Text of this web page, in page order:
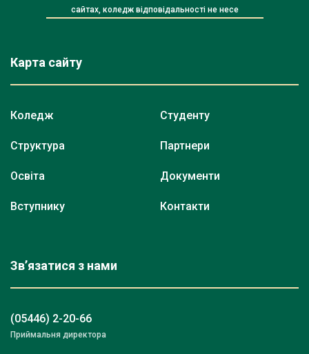
сайтах, коледж відповідальності не несе
Карта сайту
Коледж
Структура
Освіта
Вступнику
Студенту
Партнери
Документи
Контакти
Зв’язатися з нами
(05446) 2-20-66
Приймальня директора